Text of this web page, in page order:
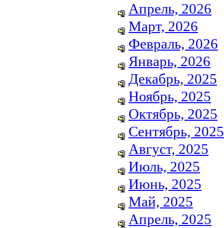
Апрель, 2026
Март, 2026
Февраль, 2026
Январь, 2026
Декабрь, 2025
Ноябрь, 2025
Октябрь, 2025
Сентябрь, 2025
Август, 2025
Июль, 2025
Июнь, 2025
Май, 2025
Апрель, 2025